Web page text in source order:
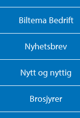
Biltema Bedrift
Nyhetsbrev
Nytt og nyttig
Brosjyrer